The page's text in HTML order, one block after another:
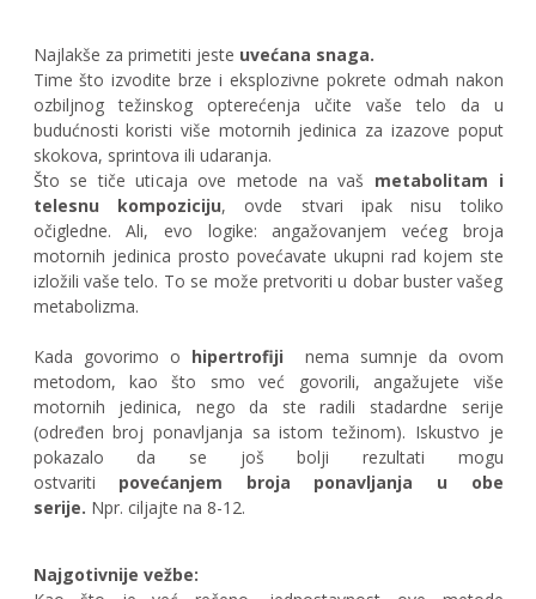
Najlakše za primetiti jeste uvećana snaga.
Time što izvodite brze i eksplozivne pokrete odmah nakon
ozbiljnog težinskog opterećenja učite vaše telo da u
budućnosti koristi više motornih jedinica za izazove poput
skokova, sprintova ili udaranja.
Što se tiče uticaja ove metode na vaš metabolitam i
telesnu kompoziciju, ovde stvari ipak nisu toliko
očigledne. Ali, evo logike: angažovanjem većeg broja
motornih jedinica prosto povećavate ukupni rad kojem ste
izložili vaše telo. To se može pretvoriti u dobar buster vašeg
metabolizma.
Kada govorimo o hipertrofiji
nema sumnje da ovom
metodom, kao što smo već govorili, angažujete više
motornih jedinica, nego da ste radili stadardne serije
(određen broj ponavljanja sa istom težinom). Iskustvo je
pokazalo da se još bolji rezultati mogu
ostvariti
povećanjem broja ponavljanja u obe
serije. Npr. ciljajte na 8-12.
Najgotivnije vežbe: